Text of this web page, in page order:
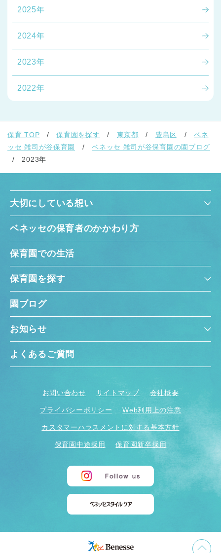
2025年
2024年
2023年
2022年
保育 TOP 保育園を探す 東京都 豊島区
ベネ
ッセ 雑司が谷保育園
ベネッセ 雑司が谷保育園の園ブログ
2023年
大切にしている想い
ベネッセの保育者のかかわり方
保育園での生活
保育園を探す
園ブログ
お知らせ
よくあるご質問
お問い合わせ サイトマップ 会社概要
プライバシーポリシー Web利用上の注意
カスタマーハラスメントに対する基本方針
保育園中途採用 保育園新卒採用